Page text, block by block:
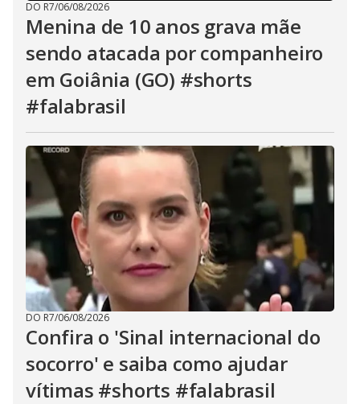
DO R7/06/08/2026
Menina de 10 anos grava mãe
sendo atacada por companheiro
em Goiânia (GO) #shorts
#falabrasil
DO R7/06/08/2026
Confira o 'Sinal internacional do
socorro' e saiba como ajudar
vítimas #shorts #falabrasil